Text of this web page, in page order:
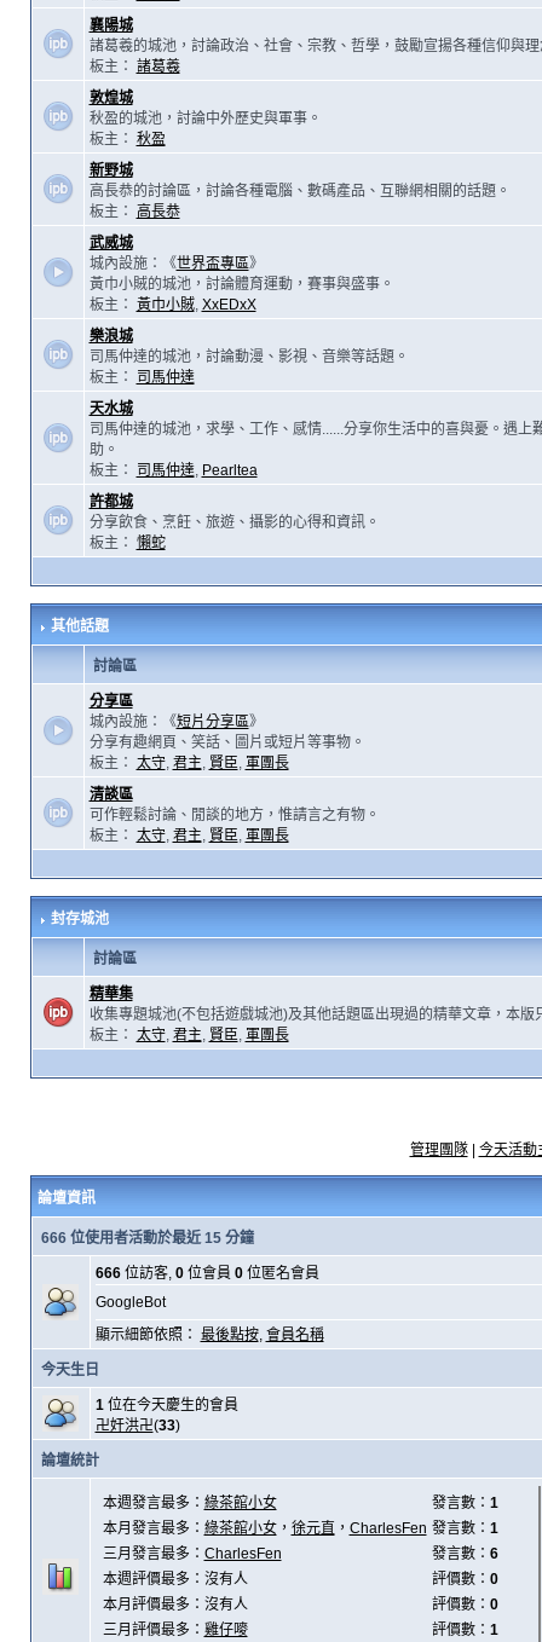
襄陽城
諸葛羲的城池，討論政治、社會、宗教、哲學，鼓勵宣揚各種信仰與理
板主： 諸葛羲
敦煌城
秋盈的城池，討論中外歷史與軍事。
板主： 秋盈
新野城
高長恭的討論區，討論各種電腦、數碼產品、互聯網相關的話題。
板主：
高長恭
武威城
城內設施：《世界盃專區》
黃巾小賊的城池，討論體育運動，賽事與盛事。
板主： 黃巾小賊, XxEDxX
樂浪城
司馬仲達的城池，討論動漫、影視、音樂等話題。
板主：
司馬仲達
天水城
司馬仲達的城池，求學、工作、感情......分享你生活中的喜與憂。遇上
助。
板主：
司馬仲達, Pearltea
許都城
分享飲食、烹飪、旅遊、攝影的心得和資訊。
板主： 懶蛇
其他話題
討論區
分享區
城內設施：《短片分享區》
分享有趣網頁、笑話、圖片或短片等事物。
板主： 太守, 君主, 賢臣, 軍團長
清談區
可作輕鬆討論、閒談的地方，惟請言之有物。
板主： 太守, 君主, 賢臣, 軍團長
封存城池
討論區
精華集
收集專題城池(不包括遊戲城池)及其他話題區出現過的精華文章，本版
板主： 太守, 君主, 賢臣, 軍團長
管理團隊| 今天活動
論壇資訊
666 位使用者活動於最近 15 分鐘
666位訪客, 0位會員 0位匿名會員
GoogleBot
顯示細節依照： 最後點按, 會員名稱
今天生日
1位在今天慶生的會員
卍奸洪卍(33)
論壇統計
本週發言最多： 綠茶館小女 發言數： 1
本月發言最多： 綠茶館小女， 徐元直 ， CharlesFen 發言數： 1
三月發言最多： CharlesFen 發言數： 6
本週評價最多：沒有人
評價數： 0
本月評價最多：沒有人
評價數： 0
三月評價最多： 雞仔嘜 評價數： 1